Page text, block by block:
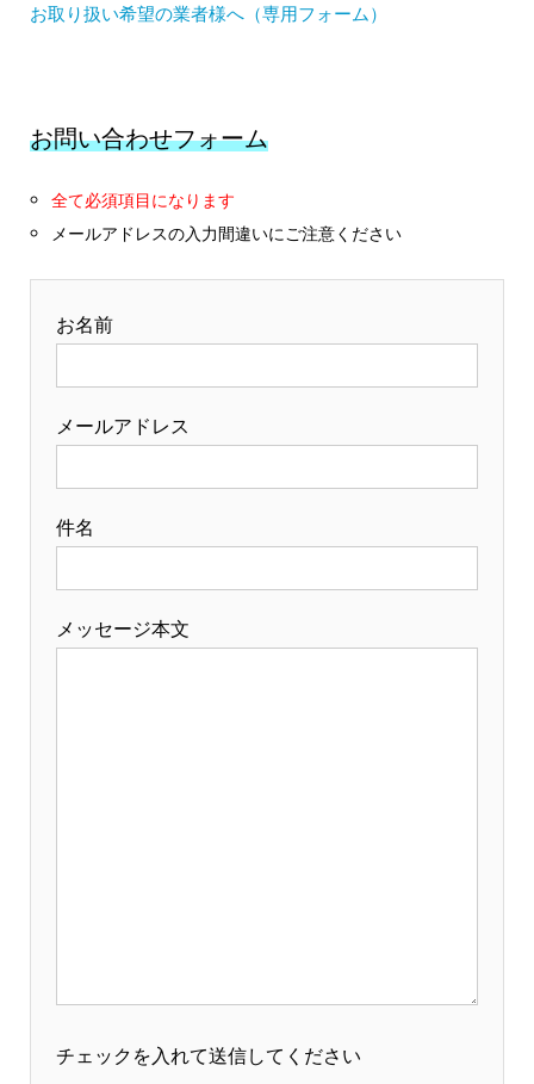
お取り扱い希望の業者様へ（専用フォーム）
お問い合わせフォーム
全て必須項目になります
メールアドレスの入力間違いにご注意ください
お名前
メールアドレス
件名
メッセージ本文
チェックを入れて送信してください